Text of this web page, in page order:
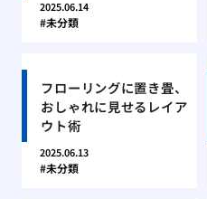
2025.06.14
未分類
フローリングに置き畳、
おしゃれに見せるレイア
ウト術
2025.06.13
未分類